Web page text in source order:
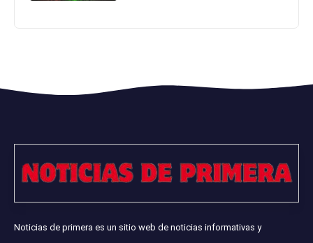
Noticias de primera es un sitio web de noticias informativas y